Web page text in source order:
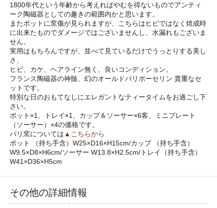
1800年代という年齢から考えればやむを得ないものでアンティ
ーク陶磁器としての趣きの範囲内かと思います。
またポットに窯傷が見られますが、こちらはヒビではなく焼成時
に出来たものでダメージではございませんし、水漏れもございま
せん。
実用はもちろんですが、並べて見ているだけでうっとりする美し
さ、
ヒビ、カケ、ヘアライン無く、良いコンディション。
フランス陶磁器の神髄、幻のオールドパリポーセリン 貴重なセ
ットです。
特別な日のおもてなしにエレガントなティータイムをお過ごし下
さい。
ポット×1、トレイ×1、カップ＆ソーサー×6客、ミニプレート
（ソーサー）×4の価格です。
パリ窯については ▲こちらから
ポット （持ち手含）W25×D16×H15cm/カップ （持ち手含）
W9.5×D8×H6cm/ソーサー W13.8×H2.5cm/トレイ（持ち手含）
W41×D36×H5cm
その他の詳細情報